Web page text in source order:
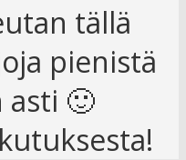
tällä
pienistä
🙂